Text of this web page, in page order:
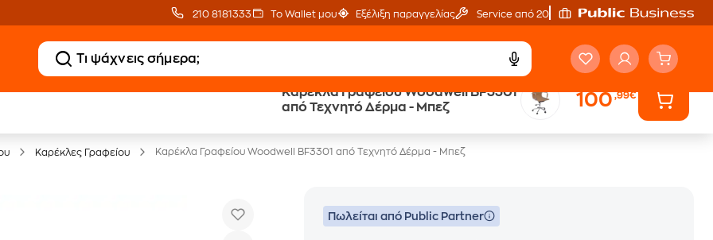
210 8181333 Το Wallet μου Εξέλιξη παραγγελίας Service από 20'
Καρέκλα Γραφείου Woodwell BF3301
από Τεχνητό Δέρμα - Μπεζ
100,99€
Καρέκλες Γραφείου Καρέκλα Γραφείου Woodwell BF3301 από Τεχνητό Δέρμα - Μπεζ
Πωλείται από Public Partner